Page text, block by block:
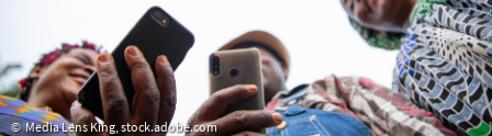
Media Lens King, stock.adobe.com